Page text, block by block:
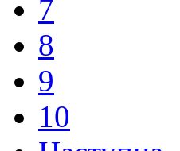
7
8
9
10